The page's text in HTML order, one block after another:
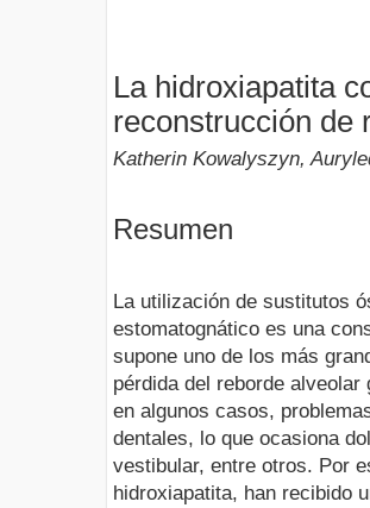
La hidroxiapatita
reconstrucción de
Katherin Kowalyszyn,
Resumen
La utilización de sustitutos
estomatognático es una
supone uno de los más
pérdida del reborde
en algunos casos,
dentales, lo que ocasiona
vestibular, entre otros. Por
hidroxiapatita, han recibido